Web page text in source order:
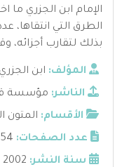
الإمام ابن الجزري
الطرق التي انتقاها،
بذلك لتقارب أجزائه،
المؤلف: ابن الجزري
الناشر: مؤسسة
الأقسام: المتون
عدد الصفحات:
سنة النشر: 2002